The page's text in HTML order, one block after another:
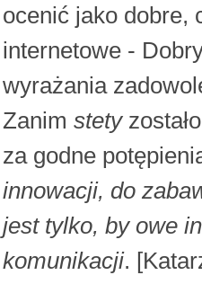
ocenić jako dobre,
internetowe -
wyrażania
Zanim stety
za godne
innowacji, do
jest tylko, by owe
komunikacji.